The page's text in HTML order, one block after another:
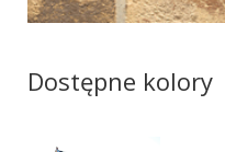
Dostępne kolory